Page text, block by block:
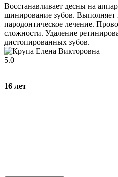
Восстанавливает десны на
шинирование зубов. Выполняет
пародонтическое лечение.
сложности. Удаление
дистопированных зубов.
5.0
16 лет